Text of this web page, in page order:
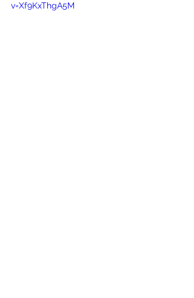
v=Xf9KxThgA5M